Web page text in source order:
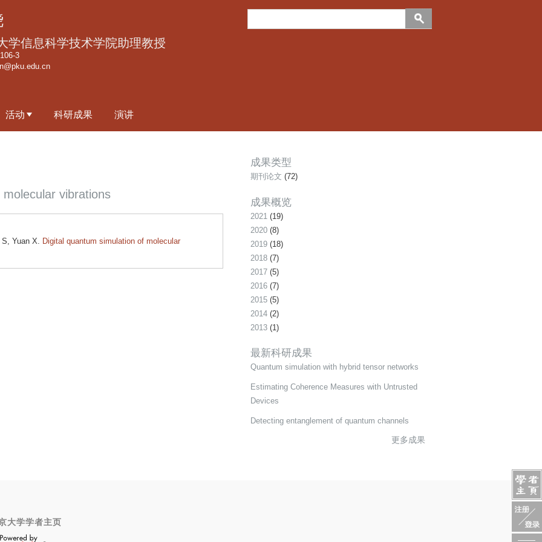
到
要
内
学信息科学技术学院助理教授
3
活动 科研成果 演讲
vibrations
Yuan X. Digital quantum simulation of molecular
成果类型
期刊论文 (72)
成果概览
2021 (19)
2020 (8)
2019 (18)
2018 (7)
2017 (5)
2016 (7)
2015 (5)
2014 (2)
2013 (1)
最新科研成果
Quantum simulation with hybrid tensor networks
Estimating Coherence Measures with Untrusted
Devices
Detecting entanglement of quantum channels
更多成果
大学学者主页